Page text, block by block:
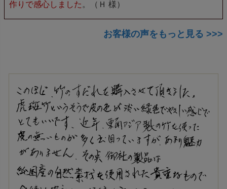
作りで感心しました 。（Ｈ 様）
お客様の声をもっと見る >>>